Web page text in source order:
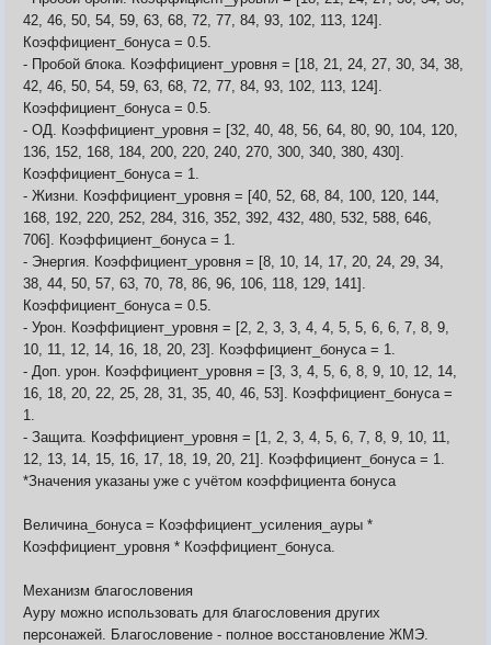
42, 46, 50, 54, 59, 63, 68, 72, 77, 84, 93, 102, 113, 124].
Коэффициент_бонуса = 0.5.
- Пробой блока. Коэффициент_уровня = [18, 21, 24, 27, 30, 34, 38,
42, 46, 50, 54, 59, 63, 68, 72, 77, 84, 93, 102, 113, 124].
Коэффициент_бонуса = 0.5.
- ОД. Коэффициент_уровня = [32, 40, 48, 56, 64, 80, 90, 104, 120,
136, 152, 168, 184, 200, 220, 240, 270, 300, 340, 380, 430].
Коэффициент_бонуса = 1.
- Жизни. Коэффициент_уровня = [40, 52, 68, 84, 100, 120, 144,
168, 192, 220, 252, 284, 316, 352, 392, 432, 480, 532, 588, 646,
706]. Коэффициент_бонуса = 1.
- Энергия. Коэффициент_уровня = [8, 10, 14, 17, 20, 24, 29, 34,
38, 44, 50, 57, 63, 70, 78, 86, 96, 106, 118, 129, 141].
Коэффициент_бонуса = 0.5.
- Урон. Коэффициент_уровня = [2, 2, 3, 3, 4, 4, 5, 5, 6, 6, 7, 8, 9,
10, 11, 12, 14, 16, 18, 20, 23]. Коэффициент_бонуса = 1.
- Доп. урон. Коэффициент_уровня = [3, 3, 4, 5, 6, 8, 9, 10, 12, 14,
16, 18, 20, 22, 25, 28, 31, 35, 40, 46, 53]. Коэффициент_бонуса =
1.
- Защита. Коэффициент_уровня = [1, 2, 3, 4, 5, 6, 7, 8, 9, 10, 11,
12, 13, 14, 15, 16, 17, 18, 19, 20, 21]. Коэффициент_бонуса = 1.
*Значения указаны уже с учётом коэффициента бонуса
Величина_бонуса = Коэффициент_усиления_ауры *
Коэффициент_уровня * Коэффициент_бонуса.
Механизм благословения
Ауру можно использовать для благословения других
персонажей. Благословение - полное восстановление ЖМЭ.